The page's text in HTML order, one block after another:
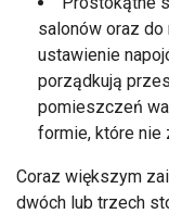
salonów oraz do
ustawienie
porządkują
pomieszczeń
formie, które nie
Coraz większym
dwóch lub trzech